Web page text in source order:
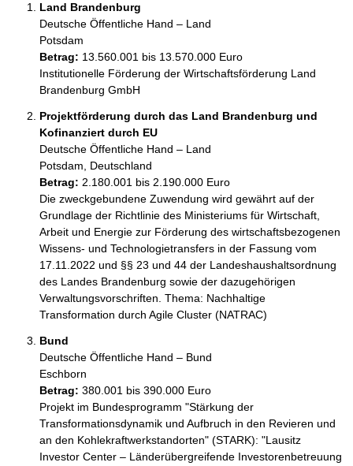
Land Brandenburg
Deutsche Öffentliche Hand – Land
Potsdam
Betrag: 13.560.001 bis 13.570.000 Euro
Institutionelle Förderung der Wirtschaftsförderung Land
Brandenburg GmbH
Projektförderung durch das Land Brandenburg und
Kofinanziert durch EU
Deutsche Öffentliche Hand – Land
Potsdam, Deutschland
Betrag: 2.180.001 bis 2.190.000 Euro
Die zweckgebundene Zuwendung wird gewährt auf der
Grundlage der Richtlinie des Ministeriums für Wirtschaft,
Arbeit und Energie zur Förderung des wirtschaftsbezogenen
Wissens- und Technologietransfers in der Fassung vom
17.11.2022 und §§ 23 und 44 der Landeshaushaltsordnung
des Landes Brandenburg sowie der dazugehörigen
Verwaltungsvorschriften. Thema: Nachhaltige
Transformation durch Agile Cluster (NATRAC)
Bund
Deutsche Öffentliche Hand – Bund
Eschborn
Betrag: 380.001 bis 390.000 Euro
Projekt im Bundesprogramm "Stärkung der
Transformationsdynamik und Aufbruch in den Revieren und
an den Kohlekraftwerkstandorten" (STARK): "Lausitz
Investor Center – Länderübergreifende Investorenbetreuung